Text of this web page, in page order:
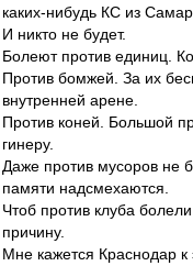
каких-нибудь КС из
И никто не будет.
Болеют против единиц.
Против бомжей. За их
внутренней арене.
Против коней. Большой
гинеру.
Даже против мусоров не
памяти надсмехаются.
Чтоб против клуба
причину.
Мне кажется Краснодар к